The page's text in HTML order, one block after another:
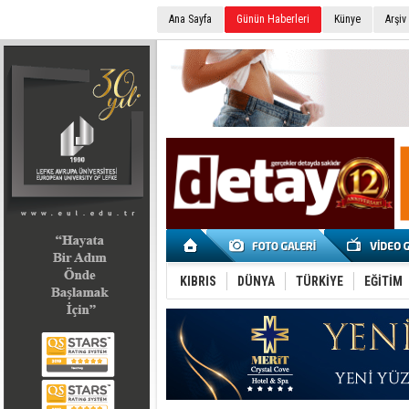
Ana Sayfa Günün Haberleri Künye Arşiv
KIBRIS DÜNYA TÜRKİYE EĞİTİM